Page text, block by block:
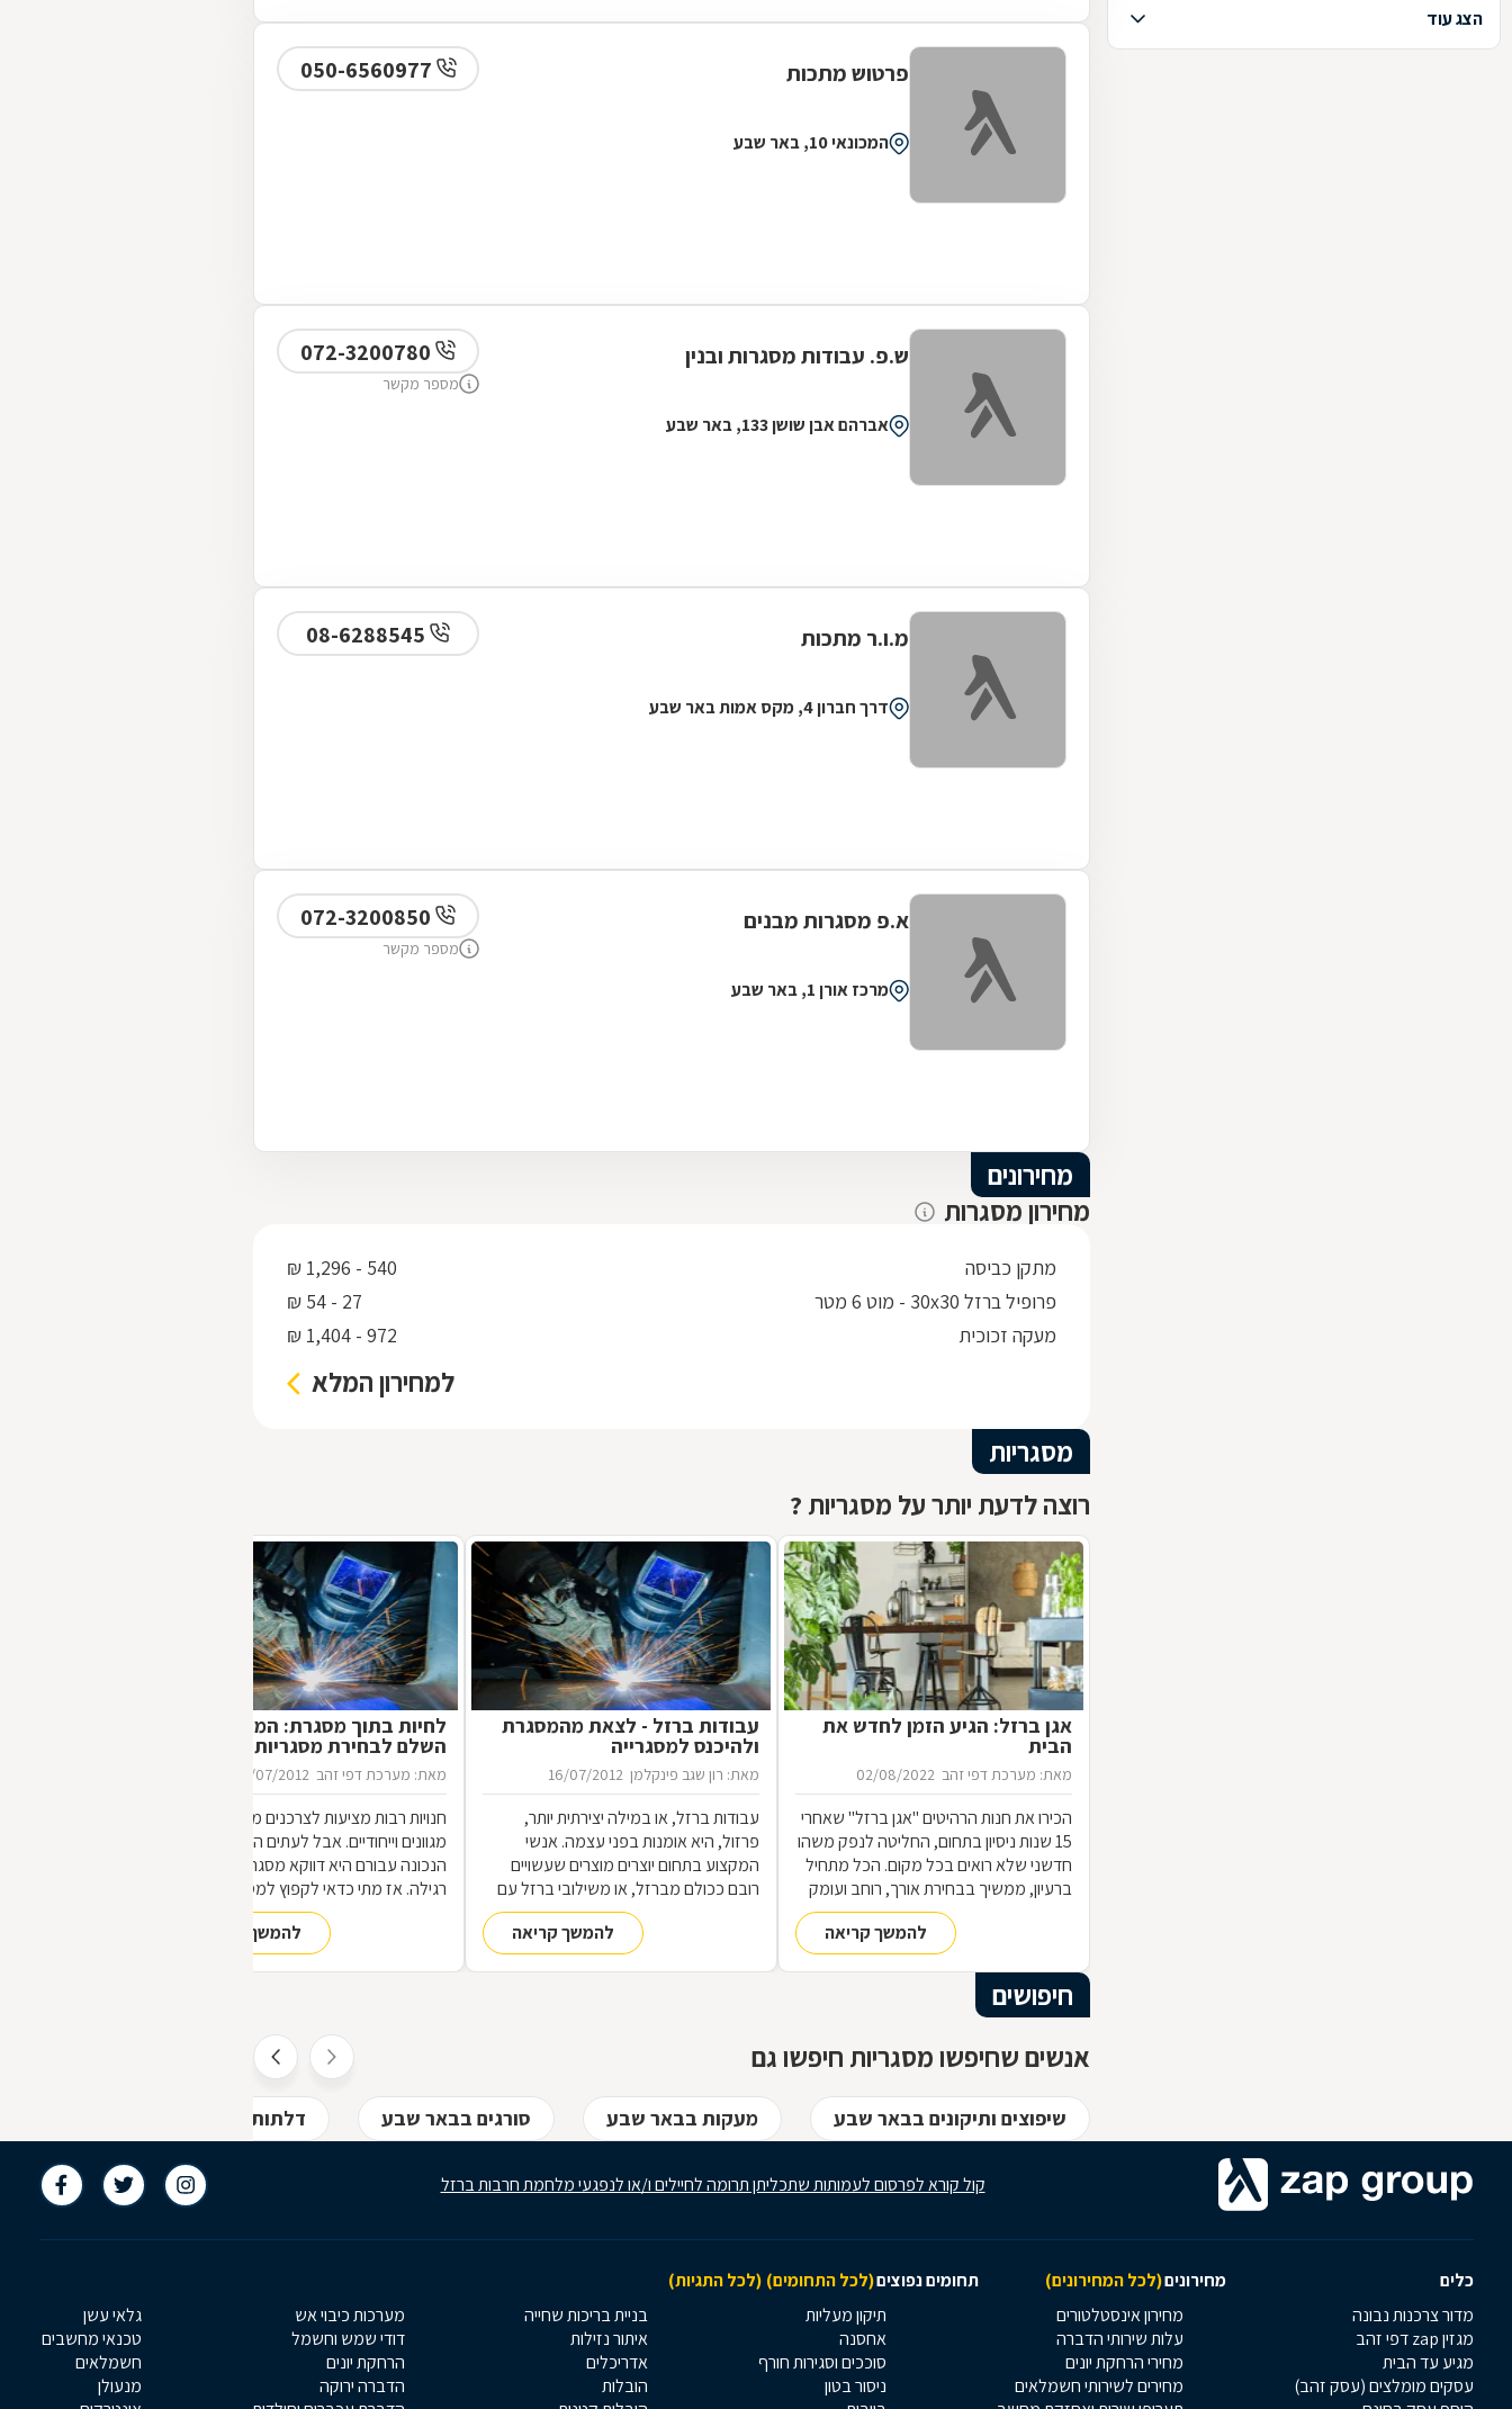
הצג עוד
פרטוש מתכות
המכונאי 10, באר שבע
ש.פ. עבודות מסגרות ובנין
אברהם אבן שושן 133, באר שבע
מספר מקשר
מ.ו.ר מתכות
דרך חברון 4, מקס אמות באר שבע
א.פ מסגרות מבנים
מרכז אורן 1, באר שבע
מספר מקשר
מחירונים
מחירון מסגרות
מתקן כביסה
540 - 1,296 ₪
פרופיל ברזל 30x30 - מוט 6 מטר
27 - 54 ₪
מעקה זכוכית
972 - 1,404 ₪
למחירון המלא
מסגריות
רוצה לדעת יותר על מסגריות ?
אגן ברזל: הגיע הזמן לחדש את
הבית
מאת: מערכת דפי זהב 02/08/2022
הכירו את חנות הרהיטים ''אגן ברזל'' שאחרי
15 שנות ניסיון בתחום, החליטה לנפק משהו
חדשני שלא רואים בכל מקום. הכל מתחיל
ברעיון, ממשיך בבחירת אורך, רוחב ועומק
הרהיט שלכם, ממשיך בייצור מקורי ממיטב
חומרי הגלם ומסתיים ביצירת הפתרון
המרשים והמעשי ביותר עבורכם
להמשך קריאה
עבודות ברזל - לצאת מהמסגרת
ולהיכנס למסגרייה
מאת: רון שגב פינקלמן 16/07/2012
עבודות ברזל, או במילה יצירתית יותר,
פרזול, היא אומנות בפני עצמה. אנשי
המקצוע בתחום יוצרים מוצרים שעשויים
רובם ככולם מברזל, או משילובי ברזל עם
חומרים אחרים, וזאת במגוון רחב של
תחומים: ריהוט, מוצרי נוי, סורגים, שערים
ועוד-ועוד. על אף היותו חומר גס ומחוספס,
להמשך קריאה
לחיות בתוך מסגרת: המדריך
השלם לבחירת מסגריות
מאת: מערכת דפי זהב 16/07/2012
חנויות רבות מציעות לצרכנים מוצרי מתכת
מגוונים וייחודיים. אבל לעתים הכתובת
הנכונה עבורם היא דווקא מסגריה ולא חנות
רגילה. אז מתי כדאי לקפוץ למסגריה ומה
הופך אותה לראויה?
להמשך קריאה
חיפושים
אנשים שחיפשו מסגריות חיפשו גם
שיפוצים ותיקונים בבאר שבע מעקות בבאר שבע סורגים בבאר שבע דלתות ודלתות ביטחון בבאר שבע
קול קורא לפרסום לעמותות שתכליתן תרומה לחיילים ו/או לנפגעי מלחמת חרבות ברזל
כלים מחירונים(לכל המחירונים) תחומים נפוצים(לכל התחומים) (לכל התגיות)
מדור צרכנות נבונה
מגזין zap דפי זהב
מגיע עד הבית
עסקים מומלצים (עסק זהב)
מחירון אינסטלטורים
עלות שירותי הדברה
מחירי הרחקת יונים
מחירים לשירותי חשמלאים
תיקון מעליות
אחסנה
סוככים וסגירות חורף
ניסור בטון
בניית בריכות שחייה
איתור נזילות
אדריכלים
הובלות
מערכות כיבוי אש
דודי שמש וחשמל
הרחקת יונים
הדברה ירוקה
גלאי עשן
טכנאי מחשבים
חשמלאים
מנעולן